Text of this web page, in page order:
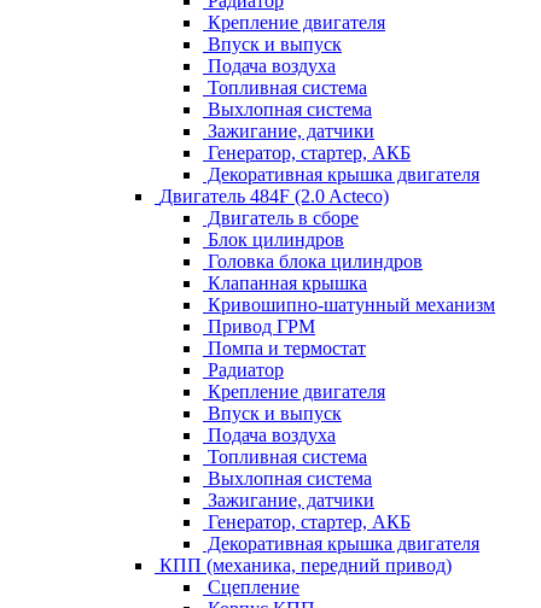
Крепление двигателя
Впуск и выпуск
Подача воздуха
Топливная система
Выхлопная система
Зажигание, датчики
Генератор, стартер, АКБ
Декоративная крышка двигателя
Двигатель 484F (2.0 Acteco)
Двигатель в сборе
Блок цилиндров
Головка блока цилиндров
Клапанная крышка
Кривошипно-шатунный механизм
Привод ГРМ
Помпа и термостат
Радиатор
Крепление двигателя
Впуск и выпуск
Подача воздуха
Топливная система
Выхлопная система
Зажигание, датчики
Генератор, стартер, АКБ
Декоративная крышка двигателя
КПП (механика, передний привод)
Сцепление